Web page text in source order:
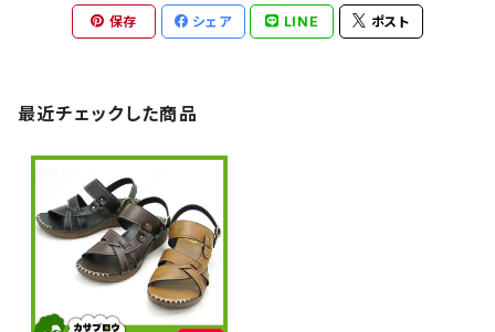
保存 シェア LINE ポスト
最近チェックした商品